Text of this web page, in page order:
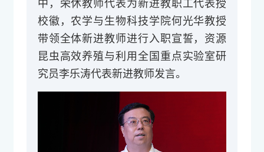
中，荣休教师代表为新进教职工代表授
校徽，农学与生物科技学院何光华教授
带领全体新进教师进行入职宣誓， 资源
昆虫高效养殖与利用全国重点实验室研
究员李乐涛代表新进教师发言。